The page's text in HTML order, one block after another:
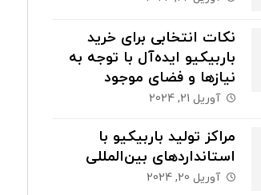
نکات انتخابی برای خرید
باربیکیو ایده‌آل با توجه به
نیازها و فضای موجود
آوریل 21, 2024
مراکز تولید باربیکیو با
استانداردهای بین‌المللی
آوریل 20, 2024